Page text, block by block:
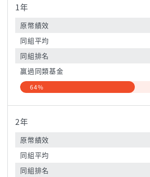
1年
原幣績效
同組平均
同組排名
贏過同類基金
64%
2年
原幣績效
同組平均
同組排名